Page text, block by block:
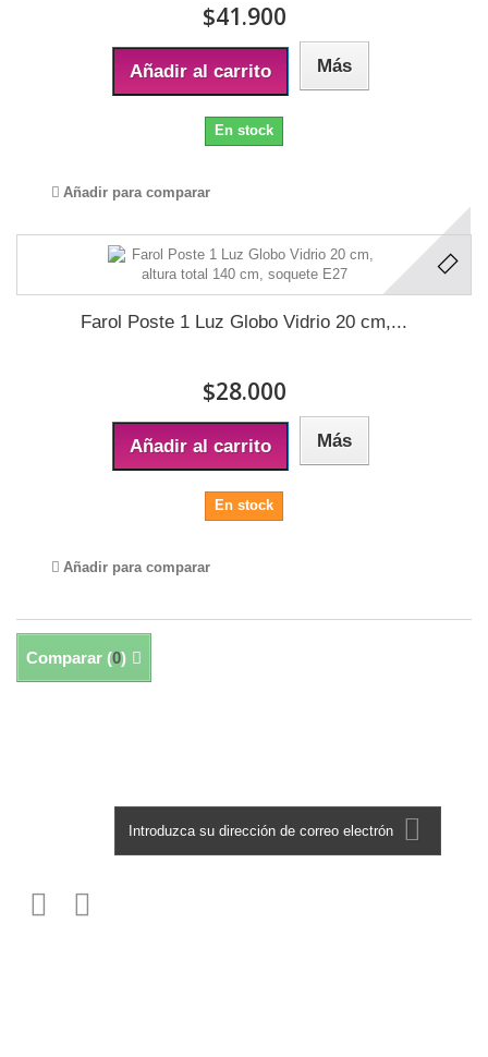
$41.900
Añadir al carrito Más
En stock
Añadir para comparar
Farol Poste 1 Luz Globo Vidrio 20 cm,...
$28.000
Añadir al carrito Más
En stock
Añadir para comparar
Comparar (0)